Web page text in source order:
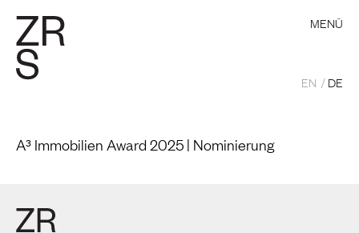
MENÜ
EN DE
A³ Immobilien Award 2025 | Nominierung